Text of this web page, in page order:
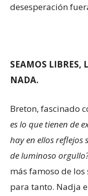
desesperación
SEAMOS LIBRES,
NADA.
Breton, fascinado
es lo que tienen de
hay en ellos reflejos
de luminoso
más famoso de
para tanto. Nadja